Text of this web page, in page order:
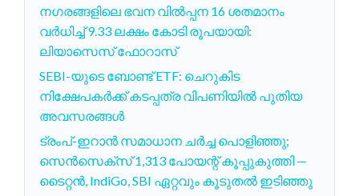
നഗരങ്ങളിലെ ഭവന വിൽപ്പന 16 ശതമാനം
വർധിച്ച് 9.33 ലക്ഷം കോടി രൂപയായി:
ലിയാസെസ് ഫോറാസ്
SEBI-യുടെ ബോണ്ട് ETF: ചെറുകിട
നിക്ഷേപകർക്ക് കടപ്പത്ര വിപണിയിൽ പുതിയ
അവസരങ്ങൾ
ട്രംപ്-ഇറാൻ സമാധാന ചർച്ച പൊളിഞ്ഞു;
സെൻസെക്സ് 1,313 പോയന്റ് കൂപ്പുകുത്തി —
ടൈറ്റൻ, IndiGo, SBI ഏറ്റവും കൂടുതൽ ഇടിഞ്ഞു